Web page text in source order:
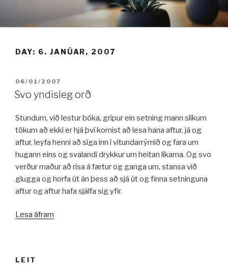
efni
DAY: 6. JANÚAR, 2007
BIRT:
06/01/2007
Svo yndisleg orð
Stundum, við lestur bóka, grípur ein setning mann slíkum
tökum að ekki er hjá því komist að lesa hana aftur, já og
aftur, leyfa henni að síga inn í vitundarrýmið og fara um
hugann eins og svalandi drykkur um heitan líkama. Og svo
verður maður að rísa á fætur og ganga um, stansa við
glugga og horfa út án þess að sjá út og finna setninguna
aftur og aftur hafa sjálfa sig yfir.
Lesa áfram
LEIT